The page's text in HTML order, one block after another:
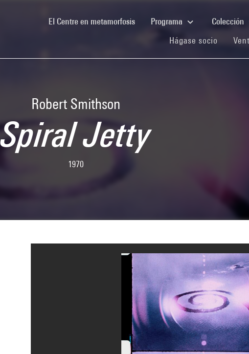
El Centre en metamorfosis(current)Programa Colección
Hágase socio (current)
Robert Smithson
Spiral Jetty
1970